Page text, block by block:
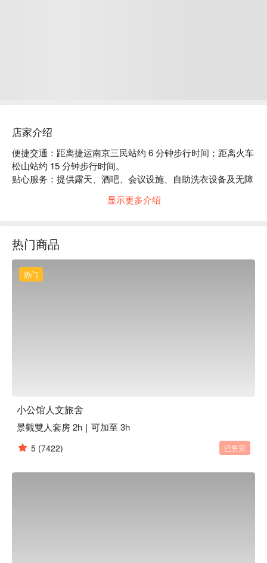
店家介绍
便捷交通：距离捷运南京三民站约 6 分钟步行时间；距离火车
松山站约 15 分钟步行时间。
贴心服务：提供露天、酒吧、会议设施、自助洗衣设备及无障
主题风格：从多人房型到精致的房型都有，每种房型都舒适又
显示更多介绍
热门商品
热门
小公馆人文旅舍
景觀雙人套房 2h｜可加至 3h
5 (7422) 已售完